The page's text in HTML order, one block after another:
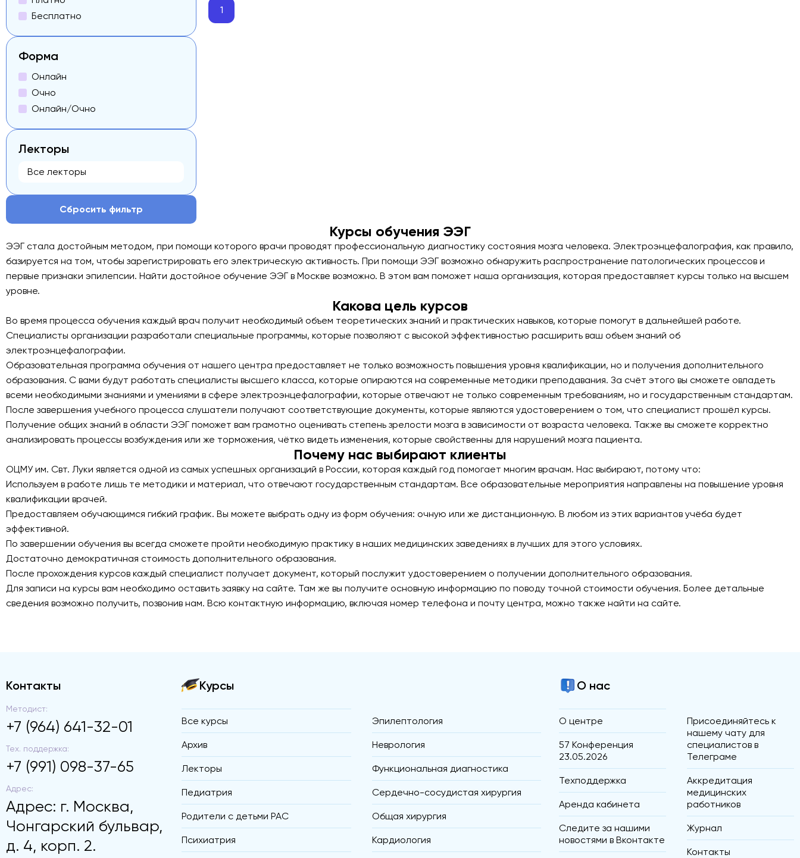
Родители с детьми РАС
Специалисты коррекционной
педагогики
Бесплатно
Форма
Онлайн
Очно
Онлайн/Очно
Лекторы
Сбросить фильтр
1
Курсы обучения ЭЭГ
ЭЭГ стала достойным методом, при помощи которого врачи проводят профессиональную диагностику состояния мозга человека. Электроэнцефалография, как правило,
базируется на том, чтобы зарегистрировать его электрическую активность. При помощи ЭЭГ возможно обнаружить распространение патологических процессов и
первые признаки эпилепсии. Найти достойное обучение ЭЭГ в Москве возможно. В этом вам поможет наша организация, которая предоставляет курсы только на высшем
уровне.
Какова цель курсов
Во время процесса обучения каждый врач получит необходимый объем теоретических знаний и практических навыков, которые помогут в дальнейшей работе.
Специалисты организации разработали специальные программы, которые позволяют с высокой эффективностью расширить ваш объем знаний об
электроэнцефалографии.
Образовательная программа обучения от нашего центра предоставляет не только возможность повышения уровня квалификации, но и получения дополнительного
образования. С вами будут работать специалисты высшего класса, которые опираются на современные методики преподавания. За счёт этого вы сможете овладеть
всеми необходимыми знаниями и умениями в сфере электроэнцефалографии, которые отвечают не только современным требованиям, но и государственным стандартам.
После завершения учебного процесса слушатели получают соответствующие документы, которые являются удостоверением о том, что специалист прошёл курсы.
Получение общих знаний в области ЭЭГ поможет вам грамотно оценивать степень зрелости мозга в зависимости от возраста человека. Также вы сможете корректно
анализировать процессы возбуждения или же торможения, чётко видеть изменения, которые свойственны для нарушений мозга пациента.
Почему нас выбирают клиенты
ОЦМУ им. Свт. Луки является одной из самых успешных организаций в России, которая каждый год помогает многим врачам. Нас выбирают, потому что:
Используем в работе лишь те методики и материал, что отвечают государственным стандартам. Все образовательные мероприятия направлены на повышение уровня
квалификации врачей.
Предоставляем обучающимся гибкий график. Вы можете выбрать одну из форм обучения: очную или же дистанционную. В любом из этих вариантов учёба будет
эффективной.
По завершении обучения вы всегда сможете пройти необходимую практику в наших медицинских заведениях в лучших для этого условиях.
Достаточно демократичная стоимость дополнительного образования.
После прохождения курсов каждый специалист получает документ, который послужит удостоверением о получении дополнительного образования.
Для записи на курсы вам необходимо оставить заявку на сайте. Там же вы получите основную информацию по поводу точной стоимости обучения. Более детальные
сведения возможно получить, позвонив нам. Всю контактную информацию, включая номер телефона и почту центра, можно также найти на сайте.
Контакты
Методист:
+7 (964) 641-32-01
Тех. поддержка:
+7 (991) 098-37-65
Адрес:
Адрес: г. Москва,
Чонгарский бульвар,
д. 4, корп. 2.
Курсы
Все курсы
Архив
Лекторы
Педиатрия
Родители с детьми РАС
Психиатрия
Эпилептология
Неврология
Функциональная диагностика
Сердечно-сосудистая хирургия
Общая хирургия
Кардиология
О нас
О центре
57 Конференция
23.05.2026
Техподдержка
Аренда кабинета
Следите за нашими
новостями в Вконтакте
Присоединяйтесь к
нашему чату для
специалистов в
Телеграме
Аккредитация
медицинских
работников
Журнал
Контакты